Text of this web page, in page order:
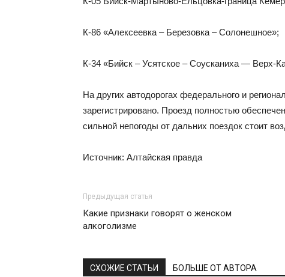
К-86 «Алексеевка – Березовка – Солонешное»;
К-34 «Бийск – Усятское – Соусканиха — Верх-
На других автодорогах федерального и
зарегистрировано. Проезд полностью
сильной непогоды от дальних поездок стоит
Источник: Алтайская правда
Предыдущая статья
Какие признаки говорят о женском
алкоголизме
СХОЖИЕ СТАТЬИ БОЛЬШЕ ОТ АВТОРА